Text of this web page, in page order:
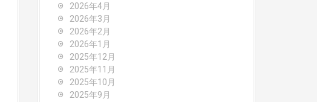
2026年4月
2026年3月
2026年2月
2026年1月
2025年12月
2025年11月
2025年10月
2025年9月